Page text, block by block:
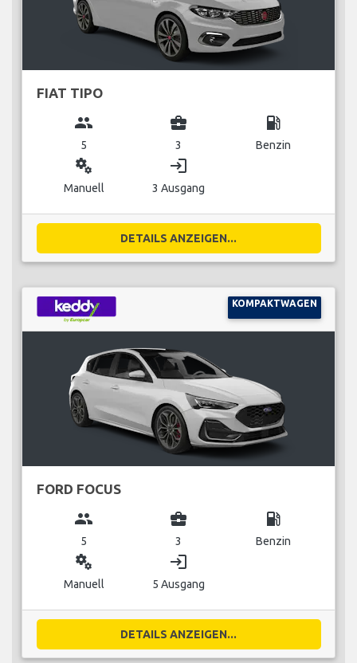
FIAT TIPO
group
5
business_center
3
local_gas_station
Benzin
miscellaneous_services
Manuell
login
3 Ausgang
DETAILS ANZEIGEN...
KOMPAKTWAGEN
FORD FOCUS
group
5
business_center
3
local_gas_station
Benzin
miscellaneous_services
Manuell
login
5 Ausgang
DETAILS ANZEIGEN...